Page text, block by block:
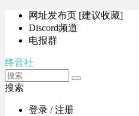
网址发布页 [建议收藏]
Discord频道
电报群
终音社
搜索
登录 / 注册